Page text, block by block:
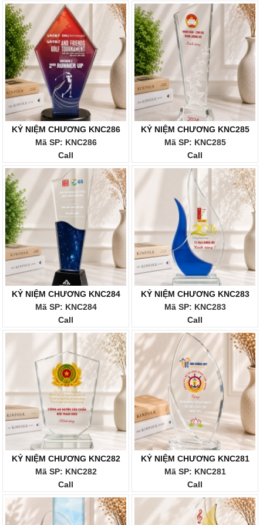
KỶ NIỆM CHƯƠNG KNC286
Mã SP: KNC286
Call
KỶ NIỆM CHƯƠNG KNC285
Mã SP: KNC285
Call
KỶ NIỆM CHƯƠNG KNC284
Mã SP: KNC284
Call
KỶ NIỆM CHƯƠNG KNC283
Mã SP: KNC283
Call
KỶ NIỆM CHƯƠNG KNC282
Mã SP: KNC282
Call
KỶ NIỆM CHƯƠNG KNC281
Mã SP: KNC281
Call